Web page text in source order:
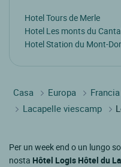
Hotel Tours de Merle
Hotel Les monts du
Hotel Station du Mont-
Casa Europa Francia
Lacapelle viescamp
Per un week end o un lungo
nosta Hôtel Logis Hôtel du